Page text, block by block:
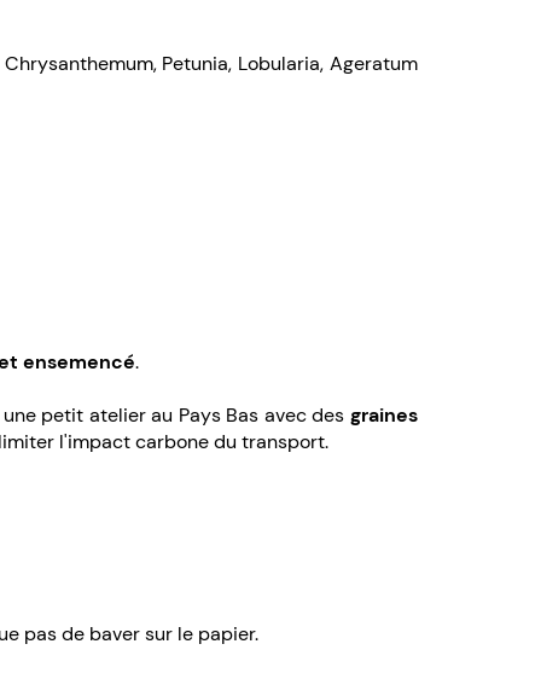
Petunia, Lobularia, Ageratum
ensemencé.
petit atelier au Pays Bas avec des graines
l'impact carbone du transport.
pas de baver sur le papier.